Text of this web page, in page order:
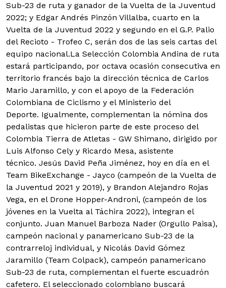
Sub-23 de ruta y ganador de la Vuelta de la Juventud
2022; y Edgar Andrés Pinzón Villalba, cuarto en la
Vuelta de la Juventud 2022 y segundo en el G.P. Palio
del Recioto - Trofeo C, serán dos de las seis cartas del
equipo nacional.La Selección Colombia Andina de ruta
estará participando, por octava ocasión consecutiva en
territorio francés bajo la dirección técnica de Carlos
Mario Jaramillo, y con el apoyo de la Federación
Colombiana de Ciclismo y el Ministerio del
Deporte. Igualmente, complementan la nómina dos
pedalistas que hicieron parte de este proceso del
Colombia Tierra de Atletas - GW Shimano, dirigido por
Luis Alfonso Cely y Ricardo Mesa, asistente
técnico. Jesús David Peña Jiménez, hoy en día en el
Team BikeExchange - Jayco (campeón de la Vuelta de
la Juventud 2021 y 2019), y Brandon Alejandro Rojas
Vega, en el Drone Hopper-Androni, (campeón de los
jóvenes en la Vuelta al Táchira 2022), integran el
conjunto. Juan Manuel Barboza Nader (Orgullo Paisa),
campeón nacional y panamericano Sub-23 de la
contrarreloj individual, y Nicolás David Gómez
Jaramillo (Team Colpack), campeón panamericano
Sub-23 de ruta, complementan el fuerte escuadrón
cafetero. El seleccionado colombiano buscará